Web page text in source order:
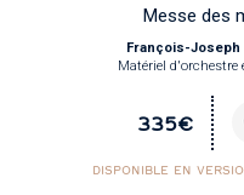
Messe des
François-Joseph
Matériel d'orchestre
335€
DISPONIBLE EN